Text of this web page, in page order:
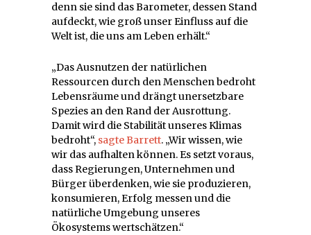
denn sie sind das Barometer, dessen Stand
aufdeckt, wie groß unser Einfluss auf die
Welt ist, die uns am Leben erhält.“
„Das Ausnutzen der natürlichen
Ressourcen durch den Menschen bedroht
Lebensräume und drängt unersetzbare
Spezies an den Rand der Ausrottung.
Damit wird die Stabilität unseres Klimas
bedroht“, sagte Barrett. „Wir wissen, wie
wir das aufhalten können. Es setzt voraus,
dass Regierungen, Unternehmen und
Bürger überdenken, wie sie produzieren,
konsumieren, Erfolg messen und die
natürliche Umgebung unseres
Ökosystems wertschätzen.“